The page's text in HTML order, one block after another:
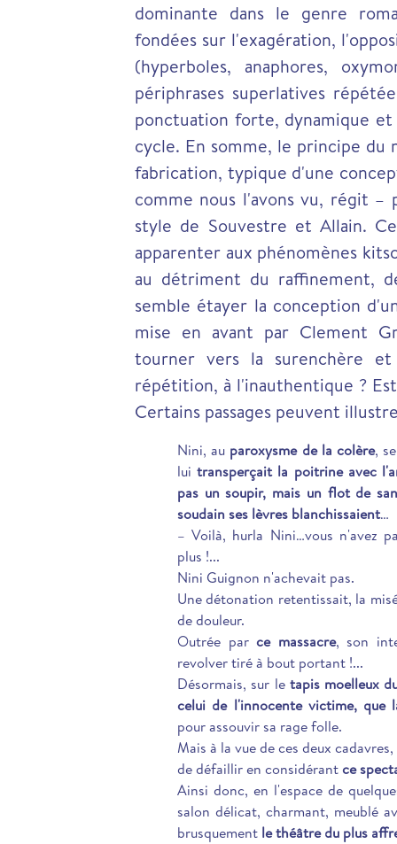
dominante dans le genre
fondées sur l'exagération,
(hyperboles, anaphores,
périphrases superlatives
ponctuation forte, dynamique
cycle. En somme, le principe du
fabrication, typique d'une
comme nous l'avons vu, régit –
style de Souvestre et Allain.
apparenter aux phénomènes
au détriment du raffinement,
semble étayer la conception
mise en avant par Clement
tourner vers la surenchère
répétition, à l'inauthentique ?
Certains passages peuvent
Nini, au paroxysme de la colère,
luitransperçait la poitrine avec
pas un soupir, mais un flot de
soudain ses lèvres blanchissaient…
– Voilà, hurla Nini…vous n'avez
plus !...
Nini Guignon n'achevait pas.
Une détonation retentissait, la
de douleur.
Outrée parce massacre, son
revolver tiré à bout portant !...
Désormais, sur le tapis moelleux
celui de l'innocente victime, que
pour assouvir sa rage folle.
Mais à la vue de ces deux
de défaillir en considérantce
Ainsi donc, en l'espace de
salon délicat, charmant, meublé
brusquement le théâtre du plus